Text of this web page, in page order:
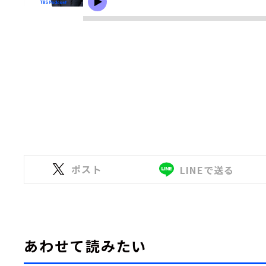
ポスト LINEで送る
あわせて読みたい